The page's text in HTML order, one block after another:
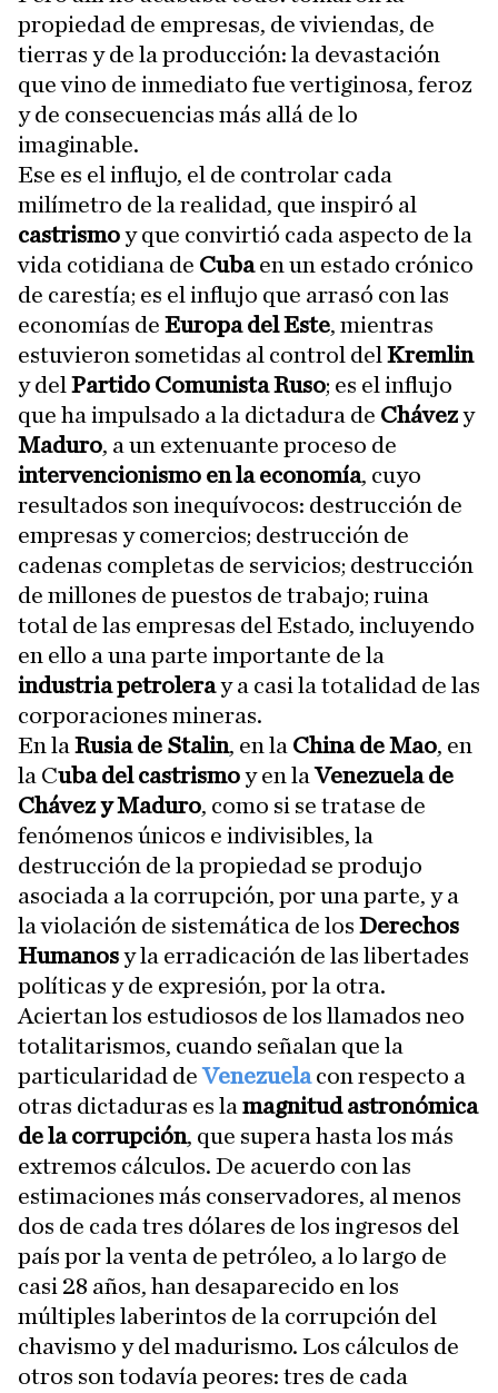
propiedad de empresas, de viviendas, de
tierras y de la producción: la devastación
que vino de inmediato fue vertiginosa, feroz
y de consecuencias más allá de lo
imaginable.
Ese es el influjo, el de controlar cada
milímetro de la realidad, que inspiró al
castrismoy que convirtió cada aspecto de la
vida cotidiana de Cubaen un estado crónico
de carestía; es el influjo que arrasó con las
economías de Europa del Este, mientras
estuvieron sometidas al control del Kremlin
y del Partido Comunista Ruso; es el influjo
que ha impulsado a la dictadura de Chávezy
Maduro, a un extenuante proceso de
intervencionismo en la economía, cuyo
resultados son inequívocos: destrucción de
empresas y comercios; destrucción de
cadenas completas de servicios; destrucción
de millones de puestos de trabajo; ruina
total de las empresas del Estado, incluyendo
en ello a una parte importante de la
industria petroleray a casi la totalidad de las
corporaciones mineras.
En la Rusia de Stalin, en la China de Mao, en
la Cuba del castrismoy en laVenezuela de
Chávez y Maduro, como si se tratase de
fenómenos únicos e indivisibles, la
destrucción de la propiedad se produjo
asociada a la corrupción, por una parte, y a
la violación de sistemática de los Derechos
Humanosy la erradicación de las libertades
políticas y de expresión, por la otra.
Aciertan los estudiosos de los llamados neo
totalitarismos, cuando señalan que la
particularidad deVenezuelacon respecto a
otras dictaduras es la magnitud astronómica
de la corrupción, que supera hasta los más
extremos cálculos. De acuerdo con las
estimaciones más conservadores, al menos
dos de cada tres dólares de los ingresos del
país por la venta de petróleo, a lo largo de
casi 28 años, han desaparecido en los
múltiples laberintos de la corrupción del
chavismo y del madurismo. Los cálculos de
otros son todavía peores: tres de cada